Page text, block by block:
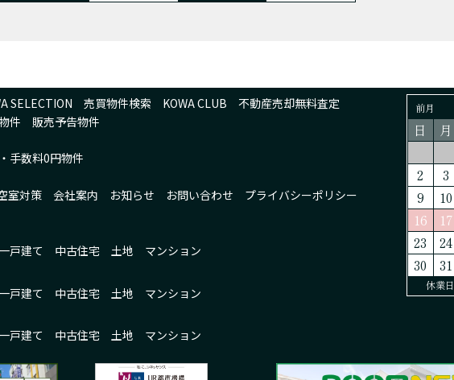
SELECTION 売買物件検索 KOWA CLUB
不動産売却無料査定
件
販売予告物件
手数料0円物件
室対策 会社案内 お知らせ お問い合わせ
プライバシーポリシー
戸建て 中古住宅 土地 マンション
戸建て 中古住宅 土地 マンション
戸建て 中古住宅 土地 マンション
前月
日 月
2
3
9
10
16
17
23
24
30
31
休業日